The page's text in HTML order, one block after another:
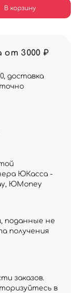
В корзину
от 3000 ₽
доставка
ЮКасса -
ЮMoney
поданные не
получения
заказов.
в